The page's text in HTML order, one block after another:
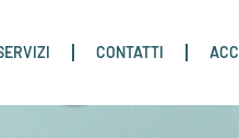
CONTATTI